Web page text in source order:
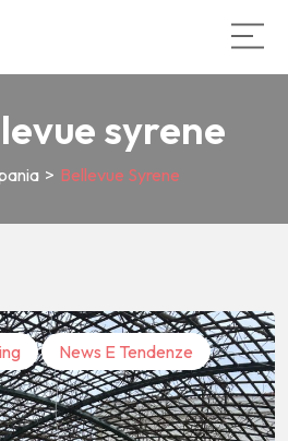
syrene
> Bellevue Syrene
News E Tendenze